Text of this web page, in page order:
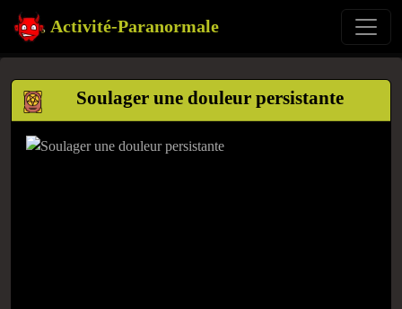
Activité-Paranormale
Soulager une douleur persistante